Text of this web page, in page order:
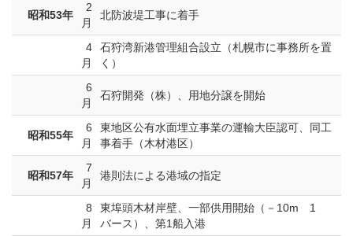
昭和53年
2
月
北防波堤工事に着手
4
月
石狩湾新港管理組合設立（札幌市に事務所を置
く）
6
月
石狩開発（株）、用地分譲を開始
昭和55年
6
月
東地区公有水面埋立事業の運輸大臣認可、同工
事着手（木材港区）
昭和57年
7
月
港則法による港域の指定
8
月
東埠頭木材岸壁、一部供用開始（－10m 1
バース）、第1船入港